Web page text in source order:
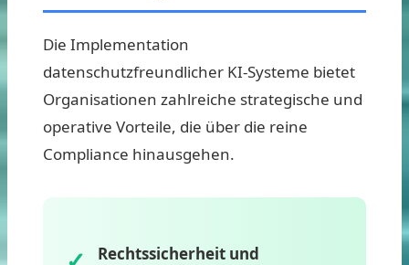
Die Implementation
datenschutzfreundlicher KI-Systeme bietet
Organisationen zahlreiche strategische und
operative Vorteile, die über die reine
Compliance hinausgehen.
Rechtssicherheit und